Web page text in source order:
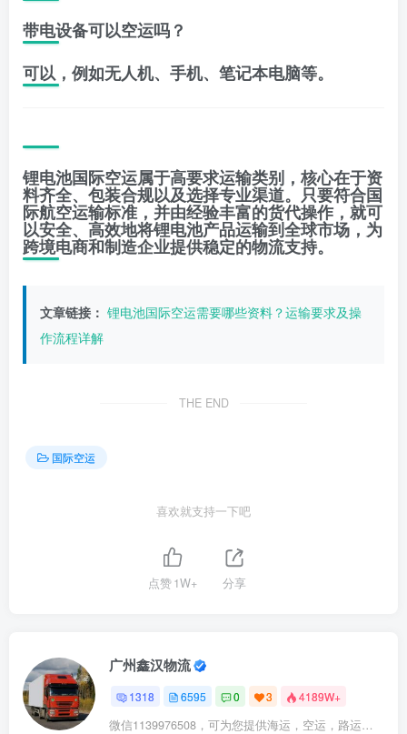
带电设备可以空运吗？
可以，例如无人机、手机、笔记本电脑等。
锂电池国际空运属于高要求运输类别，核心在于资
料齐全、包装合规以及选择专业渠道。只要符合国
际航空运输标准，并由经验丰富的货代操作，就可
以安全、高效地将锂电池产品运输到全球市场，为
跨境电商和制造企业提供稳定的物流支持。
文章链接： 锂电池国际空运需要哪些资料？运输要求及操
作流程详解
THE END
国际空运
喜欢就支持一下吧
点赞1W+ 分享
广州鑫汉物流
1318 6595 0 3 4189W+
微信1139976508，可为您提供海运，空运，路运，铁路运输